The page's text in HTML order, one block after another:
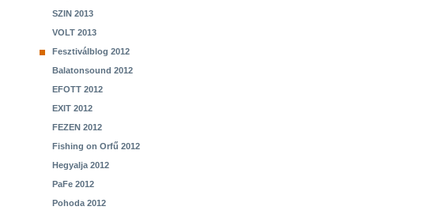
SZIN 2013
VOLT 2013
Fesztiválblog 2012
Balatonsound 2012
EFOTT 2012
EXIT 2012
FEZEN 2012
Fishing on Orfű 2012
Hegyalja 2012
PaFe 2012
Pohoda 2012